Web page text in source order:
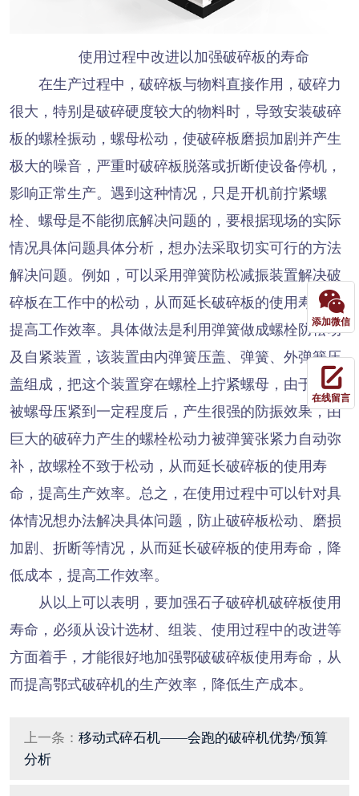
使用过程中改进以加强破碎板的寿命
在生产过程中，破碎板与物料直接作用，破碎力
很大，特别是破碎硬度较大的物料时，导致安装破碎
板的螺栓振动，螺母松动，使破碎板磨损加剧并产生
极大的噪音，严重时破碎板脱落或折断使设备停机，
影响正常生产。遇到这种情况，只是开机前拧紧螺
栓、螺母是不能彻底解决问题的，要根据现场的实际
情况具体问题具体分析，想办法采取切实可行的方法
解决问题。例如，可以采用弹簧防松减振装置解决破
碎板在工作中的松动，从而延长破碎板的使用寿命，
提高工作效率。具体做法是利用弹簧做成螺栓防松动
及自紧装置，该装置由内弹簧压盖、弹簧、外弹簧压
盖组成，把这个装置穿在螺栓上拧紧螺母，由于弹簧
被螺母压紧到一定程度后，产生很强的防振效果，由
巨大的破碎力产生的螺栓松动力被弹簧张紧力自动弥
补，故螺栓不致于松动，从而延长破碎板的使用寿
命，提高生产效率。总之，在使用过程中可以针对具
体情况想办法解决具体问题，防止破碎板松动、磨损
加剧、折断等情况，从而延长破碎板的使用寿命，降
低成本，提高工作效率。
从以上可以表明，要加强石子破碎机破碎板使用
寿命，必须从设计选材、组装、使用过程中的改进等
方面着手，才能很好地加强鄂破破碎板使用寿命，从
而提高鄂式破碎机的生产效率，降低生产成本。
上一条： 移动式碎石机——会跑的破碎机优势/预算
分析
添加微信
在线留言